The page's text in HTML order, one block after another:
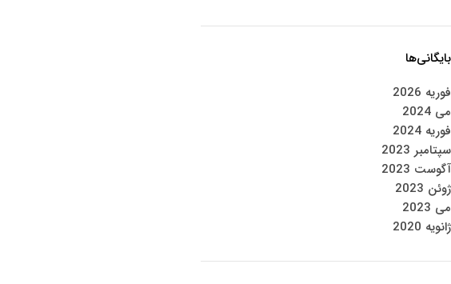
بایگانی‌ها
فوریه 2026
می 2024
فوریه 2024
سپتامبر 2023
آگوست 2023
ژوئن 2023
می 2023
ژانویه 2020